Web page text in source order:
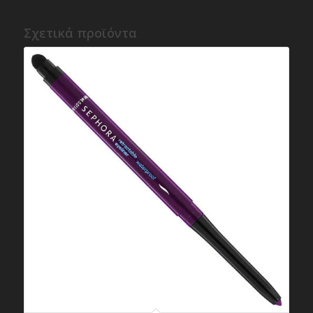
Σχετικά προϊόντα